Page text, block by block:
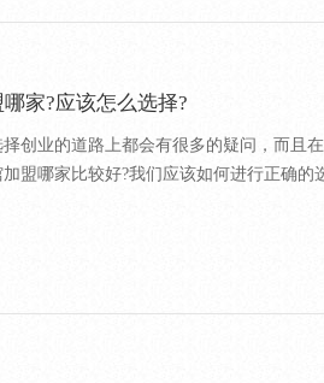
家?应该怎么选择?
创业的道路上都会有很多的疑问，而且
盟哪家比较好?我们应该如何进行正确的